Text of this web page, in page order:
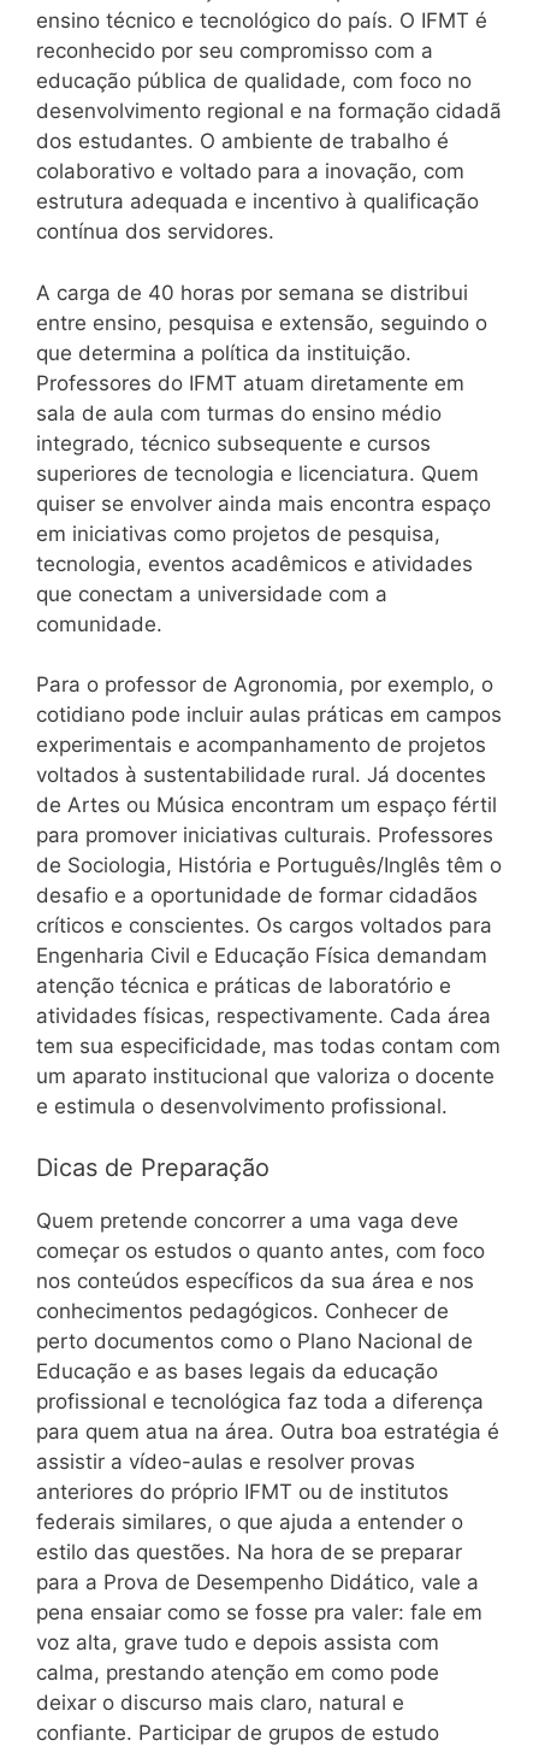
ensino técnico e tecnológico do país. O IFMT é
reconhecido por seu compromisso com a
educação pública de qualidade, com foco no
desenvolvimento regional e na formação cidadã
dos estudantes. O ambiente de trabalho é
colaborativo e voltado para a inovação, com
estrutura adequada e incentivo à qualificação
contínua dos servidores.
A carga de 40 horas por semana se distribui
entre ensino, pesquisa e extensão, seguindo o
que determina a política da instituição.
Professores do IFMT atuam diretamente em
sala de aula com turmas do ensino médio
integrado, técnico subsequente e cursos
superiores de tecnologia e licenciatura. Quem
quiser se envolver ainda mais encontra espaço
em iniciativas como projetos de pesquisa,
tecnologia, eventos acadêmicos e atividades
que conectam a universidade com a
comunidade.
Para o professor de Agronomia, por exemplo, o
cotidiano pode incluir aulas práticas em campos
experimentais e acompanhamento de projetos
voltados à sustentabilidade rural. Já docentes
de Artes ou Música encontram um espaço fértil
para promover iniciativas culturais. Professores
de Sociologia, História e Português/Inglês têm o
desafio e a oportunidade de formar cidadãos
críticos e conscientes. Os cargos voltados para
Engenharia Civil e Educação Física demandam
atenção técnica e práticas de laboratório e
atividades físicas, respectivamente. Cada área
tem sua especificidade, mas todas contam com
um aparato institucional que valoriza o docente
e estimula o desenvolvimento profissional.
Dicas de Preparação
Quem pretende concorrer a uma vaga deve
começar os estudos o quanto antes, com foco
nos conteúdos específicos da sua área e nos
conhecimentos pedagógicos. Conhecer de
perto documentos como o Plano Nacional de
Educação e as bases legais da educação
profissional e tecnológica faz toda a diferença
para quem atua na área. Outra boa estratégia é
assistir a vídeo-aulas e resolver provas
anteriores do próprio IFMT ou de institutos
federais similares, o que ajuda a entender o
estilo das questões. Na hora de se preparar
para a Prova de Desempenho Didático, vale a
pena ensaiar como se fosse pra valer: fale em
voz alta, grave tudo e depois assista com
calma, prestando atenção em como pode
deixar o discurso mais claro, natural e
confiante. Participar de grupos de estudo